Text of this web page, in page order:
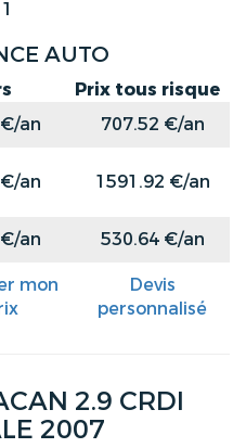
AUTO
Prix tous risque
an
707.52 €/an
an 1591.92 €/an
an 530.64 €/an
mon
Devis
personnalisé
2.9 CRDI
2007